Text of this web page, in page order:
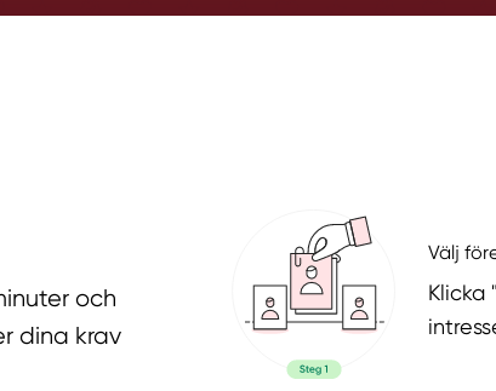
och
dina krav
Välj
Klicka